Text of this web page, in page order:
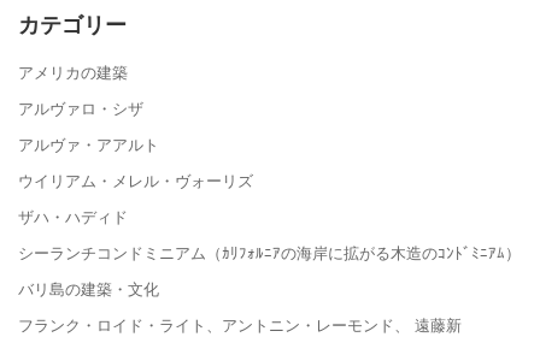
カテゴリー
アメリカの建築
アルヴァロ・シザ
アルヴァ・アアルト
ウイリアム・メレル・ヴォーリズ
ザハ・ハディド
シーランチコンドミニアム（ｶﾘﾌｫﾙﾆｱの海岸に拡がる木造のｺﾝﾄﾞﾐﾆｱﾑ）
バリ島の建築・文化
フランク・ロイド・ライト、アントニン・レーモンド、 遠藤新